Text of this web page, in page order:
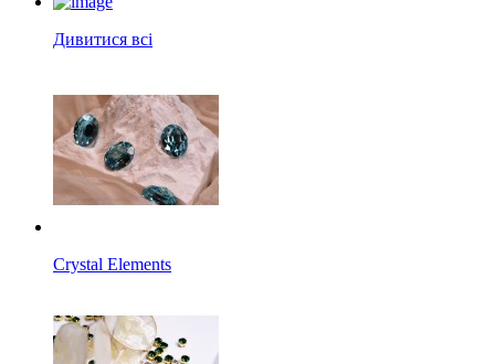
Дивитися всі
Crystal Elements